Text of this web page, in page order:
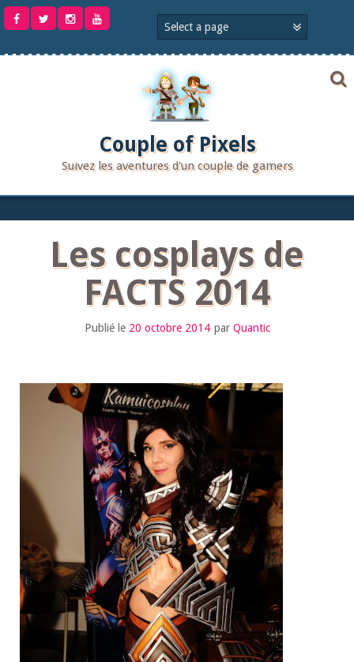
Aller
Couple of Pixels
Suivez les aventures d'un couple de gamers
Les cosplays de
FACTS 2014
Publié le 20 octobre 2014 par Quantic